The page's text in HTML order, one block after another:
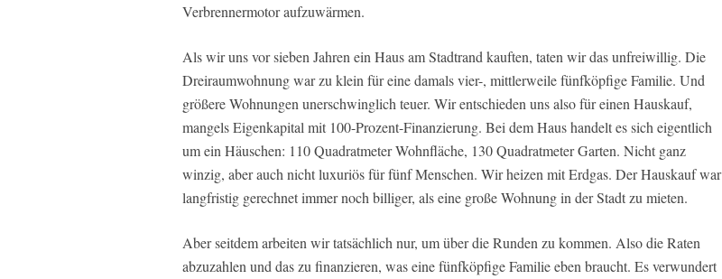
Verbrennermotor aufzuwärmen.
Als wir uns vor sieben Jahren ein Haus am Stadtrand kauften, taten wir das unfreiwillig. Die
Dreiraumwohnung war zu klein für eine damals vier-, mittlerweile fünfköpfige Familie. Und
größere Wohnungen unerschwinglich teuer. Wir entschieden uns also für einen Hauskauf,
mangels Eigenkapital mit 100-Prozent-Finanzierung. Bei dem Haus handelt es sich eigentlich
um ein Häuschen: 110 Quadratmeter Wohnfläche, 130 Quadratmeter Garten. Nicht ganz
winzig, aber auch nicht luxuriös für fünf Menschen. Wir heizen mit Erdgas. Der Hauskauf war
langfristig gerechnet immer noch billiger, als eine große Wohnung in der Stadt zu mieten.
Aber seitdem arbeiten wir tatsächlich nur, um über die Runden zu kommen. Also die Raten
abzuzahlen und das zu finanzieren, was eine fünfköpfige Familie eben braucht. Es verwundert